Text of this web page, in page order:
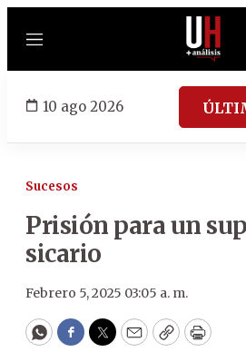
Menú
10 ago 2026
Sucesos
Prisión para un
sicario
Febrero 5, 2025 03:05 a. m.
WhatsApp
Facebook
Twitter
EmailCopyPrint